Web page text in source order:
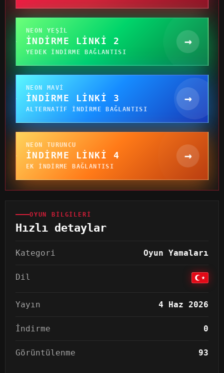
NEON YEŞIL
İNDIRME LINKI 2
YEDEK INDIRME BAĞLANTISI
→
NEON MAVI
İNDIRME LINKI 3
ALTERNATIF INDIRME BAĞLANTISI
→
NEON TURUNCU
İNDIRME LINKI 4
EK INDIRME BAĞLANTISI
→
OYUN BILGILERI
Hızlı detaylar
Kategori Oyun Yamaları
Dil
Yayın 4 Haz 2026
İndirme 0
Görüntülenme 93